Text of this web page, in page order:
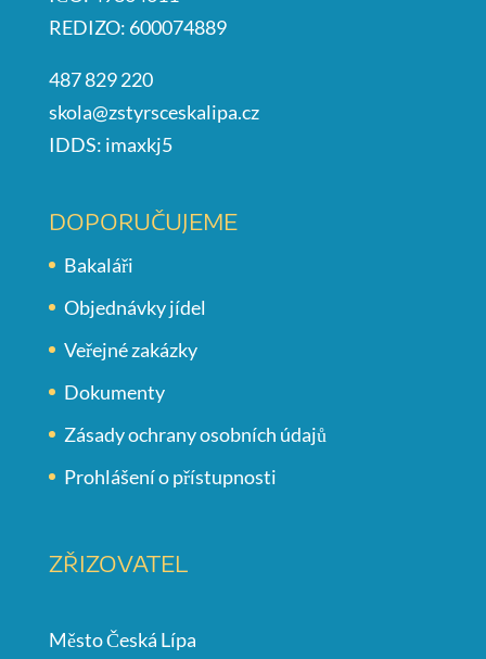
REDIZO: 600074889
487 829 220
skola@zstyrsceskalipa.cz
IDDS: imaxkj5
DOPORUČUJEME
Bakaláři
Objednávky jídel
Veřejné zakázky
Dokumenty
Zásady ochrany osobních údajů
Prohlášení o přístupnosti
ZŘIZOVATEL
Město Česká Lípa